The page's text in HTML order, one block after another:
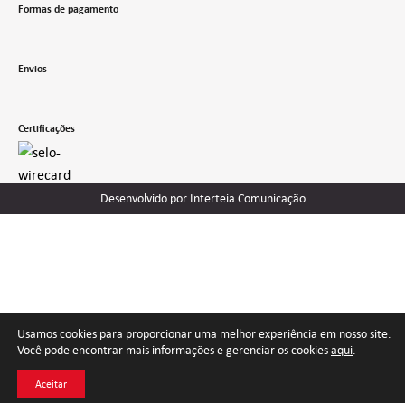
Formas de pagamento
Envios
Certificações
Desenvolvido por Interteia Comunicação
Usamos cookies para proporcionar uma melhor experiência em nosso site.
Você pode encontrar mais informações e gerenciar os cookiesaqui.
Aceitar